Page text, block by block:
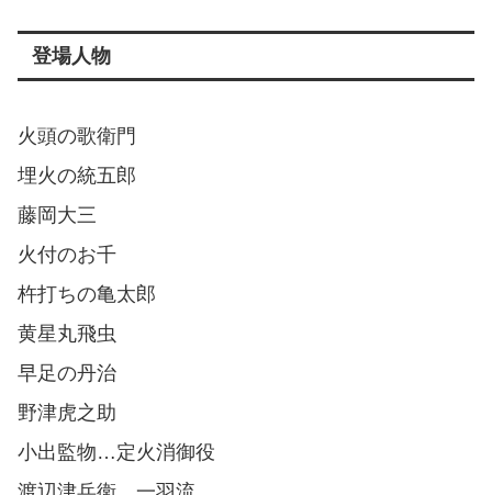
登場人物
火頭の歌衛門
埋火の統五郎
藤岡大三
火付のお千
杵打ちの亀太郎
黄星丸飛虫
早足の丹治
野津虎之助
小出監物…定火消御役